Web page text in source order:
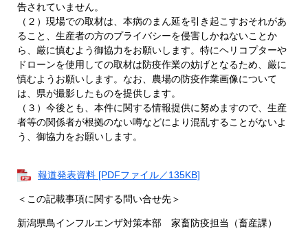
告されていません。
（２）現場での取材は、本病のまん延を引き起こすおそれがあ
ること、生産者の方のプライバシーを侵害しかねないことか
ら、厳に慎むよう御協力をお願いします。特にヘリコプターや
ドローンを使用しての取材は防疫作業の妨げとなるため、厳に
慎むようお願いします。なお、農場の防疫作業画像について
は、県が撮影したものを提供します。
（３）今後とも、本件に関する情報提供に努めますので、生産
者等の関係者が根拠のない噂などにより混乱することがないよ
う、御協力をお願いします。
報道発表資料 [PDFファイル／135KB]
＜この記載事項に関する問い合せ先＞
新潟県鳥インフルエンザ対策本部 家畜防疫担当（畜産課）